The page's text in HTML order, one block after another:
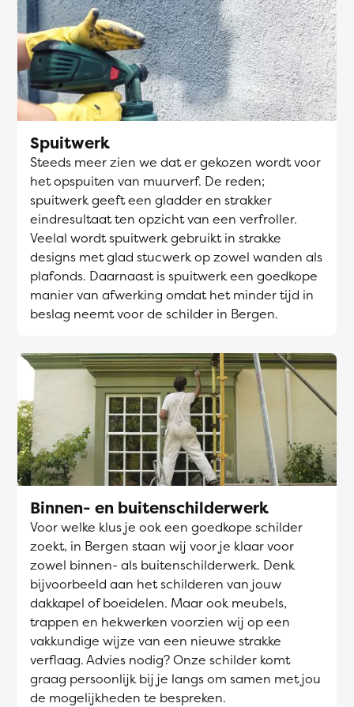
Spuitwerk
Steeds meer zien we dat er gekozen wordt voor
het opspuiten van muurverf. De reden;
spuitwerk geeft een gladder en strakker
eindresultaat ten opzicht van een verfroller.
Veelal wordt spuitwerk gebruikt in strakke
designs met glad stucwerk op zowel wanden als
plafonds. Daarnaast is spuitwerk een goedkope
manier van afwerking omdat het minder tijd in
beslag neemt voor de schilder in Bergen.
Binnen- en buitenschilderwerk
Voor welke klus je ook een goedkope schilder
zoekt, in Bergen staan wij voor je klaar voor
zowel binnen- als buitenschilderwerk. Denk
bijvoorbeeld aan het schilderen van jouw
dakkapel of boeidelen. Maar ook meubels,
trappen en hekwerken voorzien wij op een
vakkundige wijze van een nieuwe strakke
verflaag. Advies nodig? Onze schilder komt
graag persoonlijk bij je langs om samen met jou
de mogelijkheden te bespreken.